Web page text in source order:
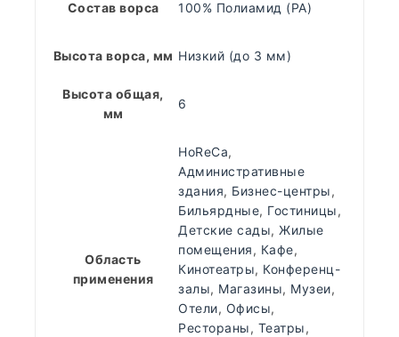
Состав ворса 100% Полиамид (PA)
Высота ворса, мм Низкий (до 3 мм)
Высота общая,
мм
6
Область
применения
HoReCa,
Административные
здания, Бизнес-центры,
Бильярдные, Гостиницы,
Детские сады, Жилые
помещения, Кафе,
Кинотеатры, Конференц-
залы, Магазины, Музеи,
Отели, Офисы,
Рестораны, Театры,